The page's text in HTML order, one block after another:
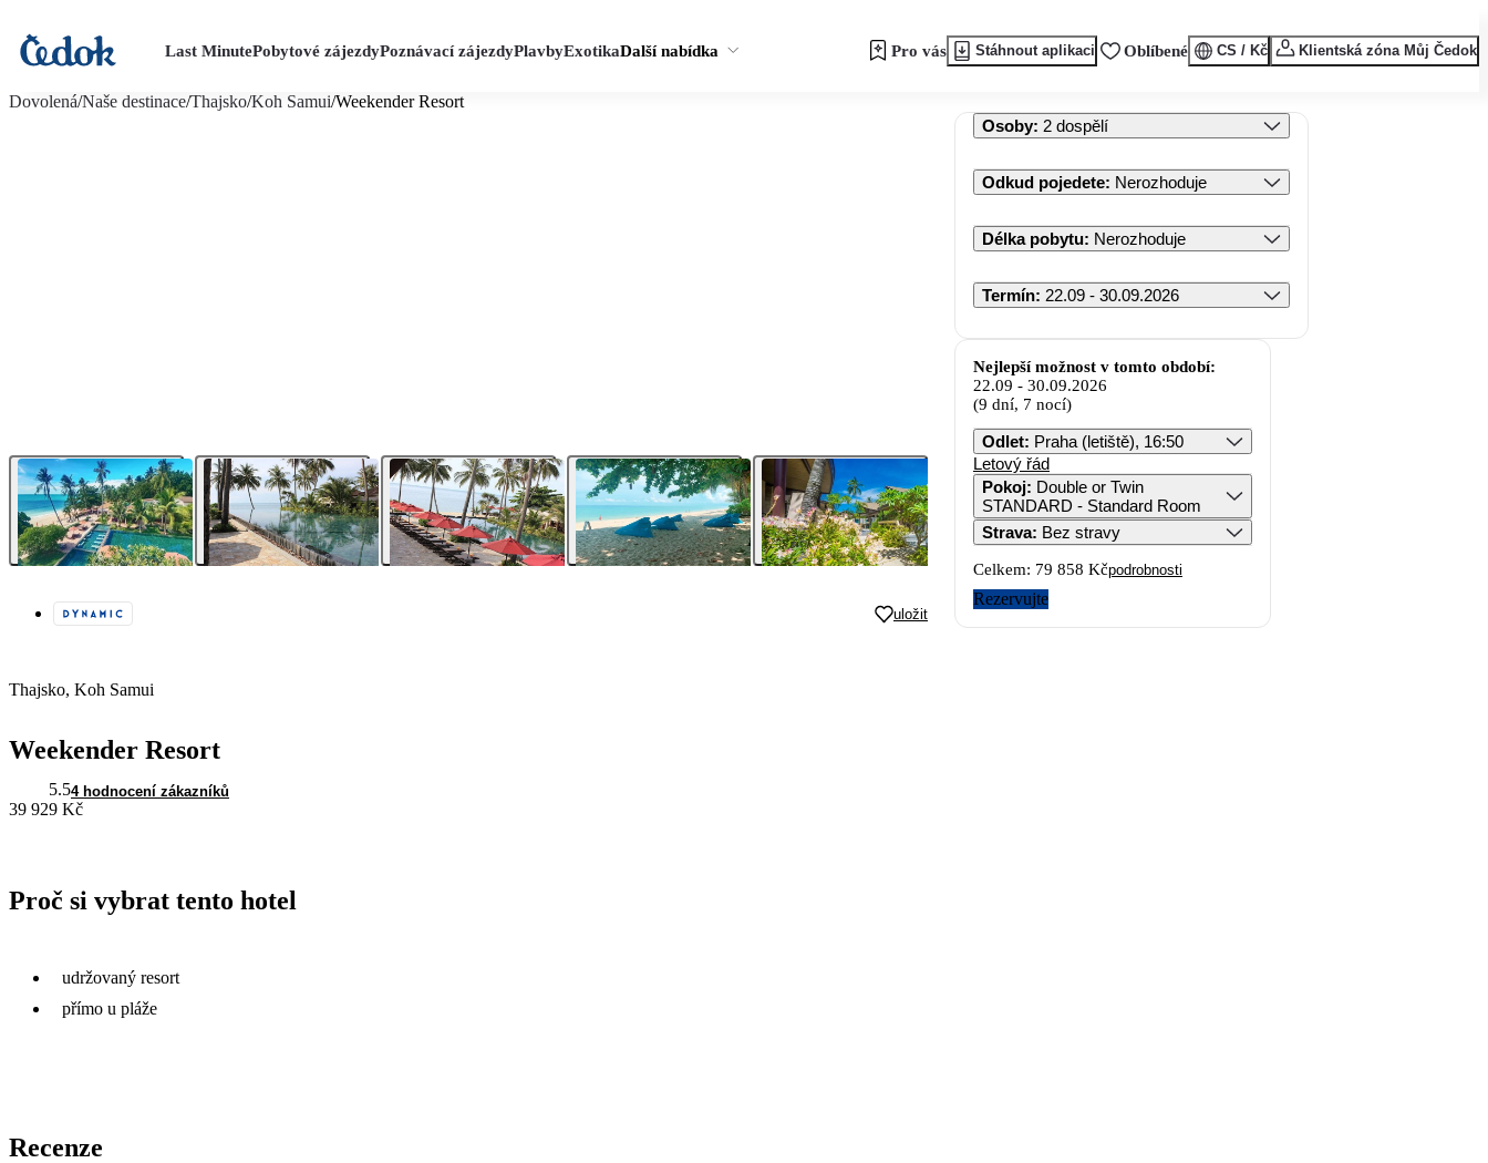
Last MinutePobytové zájezdyPoznávací zájezdyPlavbyExotikaDalší nabídka Pro vás Stáhnout aplikaci Oblíbené CS / Kč Klientská zóna Můj Čedok
Dovolená/Naše destinace/Thajsko/Koh Samui/Weekender Resort
uložit
Thajsko, Koh Samui
Weekender Resort
5.54 hodnocení zákazníků
39 929 Kč
Proč si vybrat tento hotel
udržovaný resort
přímo u pláže
Recenze
Osoby: 2 dospělí
Odkud pojedete: Nerozhoduje
Délka pobytu: Nerozhoduje
Termín: 22.09 - 30.09.2026
Nejlepší možnost v tomto období:
22.09 - 30.09.2026
(9 dní, 7 nocí)
Odlet: Praha (letiště), 16:50
Letový řád
Pokoj: Double or Twin
STANDARD - Standard Room
Strava: Bez stravy
Celkem: 79 858 Kčpodrobnosti
Rezervujte